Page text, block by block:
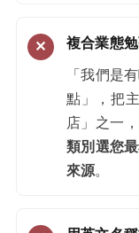
複合業態
「我們是
點」，把
店」之一
類別選您
來源。